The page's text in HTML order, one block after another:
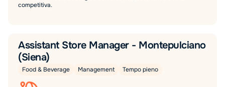
competitiva.
Assistant Store Manager - Montepulciano
(Siena)
Food & Beverage Management Tempo pieno